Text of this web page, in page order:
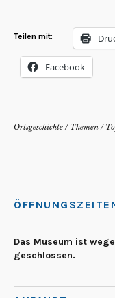
Teilen mit:
Facebook
Ortsgeschichte / Themen /
Das Museum ist
geschlossen.